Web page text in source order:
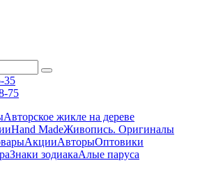
35
75
Авторское жикле на дереве
Hand MadeЖивопись. Оригиналы
АкцииАвторыОптовики
Знаки зодиакаАлые паруса